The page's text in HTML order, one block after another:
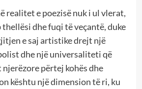
realitet e poezisë nuk i ul vlerat,
dhe fuqi të veçantë, duke
e saj artistike drejt një
dhe një universaliteti që
përtej kohës dhe
kështu një dimension të ri, ku